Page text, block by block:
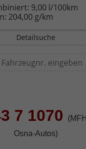
9,00 l/100km
204,00 g/km
Detailsuche
7 1070
Osna-Autos)